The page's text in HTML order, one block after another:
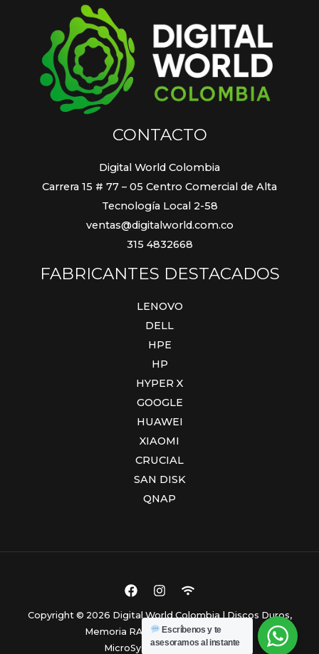
CONTACTO
Digital World Colombia
Carrera 15 # 77 – 05 Centro Comercial de Alta
Tecnología Local 2-58
ventas@digitalworld.com.co
315 4832668
FABRICANTES DESTACADOS
LENOVO
DELL
HPE
HP
HYPER X
GOOGLE
HUAWEI
XIAOMI
CRUCIAL
SAN DISK
QNAP
Copyright © 2026 Digital World Colombia | Discos Duros,
Memoria RAM y Computadores.
MicroSystem Colombia.
Escríbenos y te
asesoramos al instante